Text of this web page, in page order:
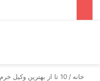
خانه / 10 تا از بهترین وکیل خرم آباد 🥇【آپدیت جدید】